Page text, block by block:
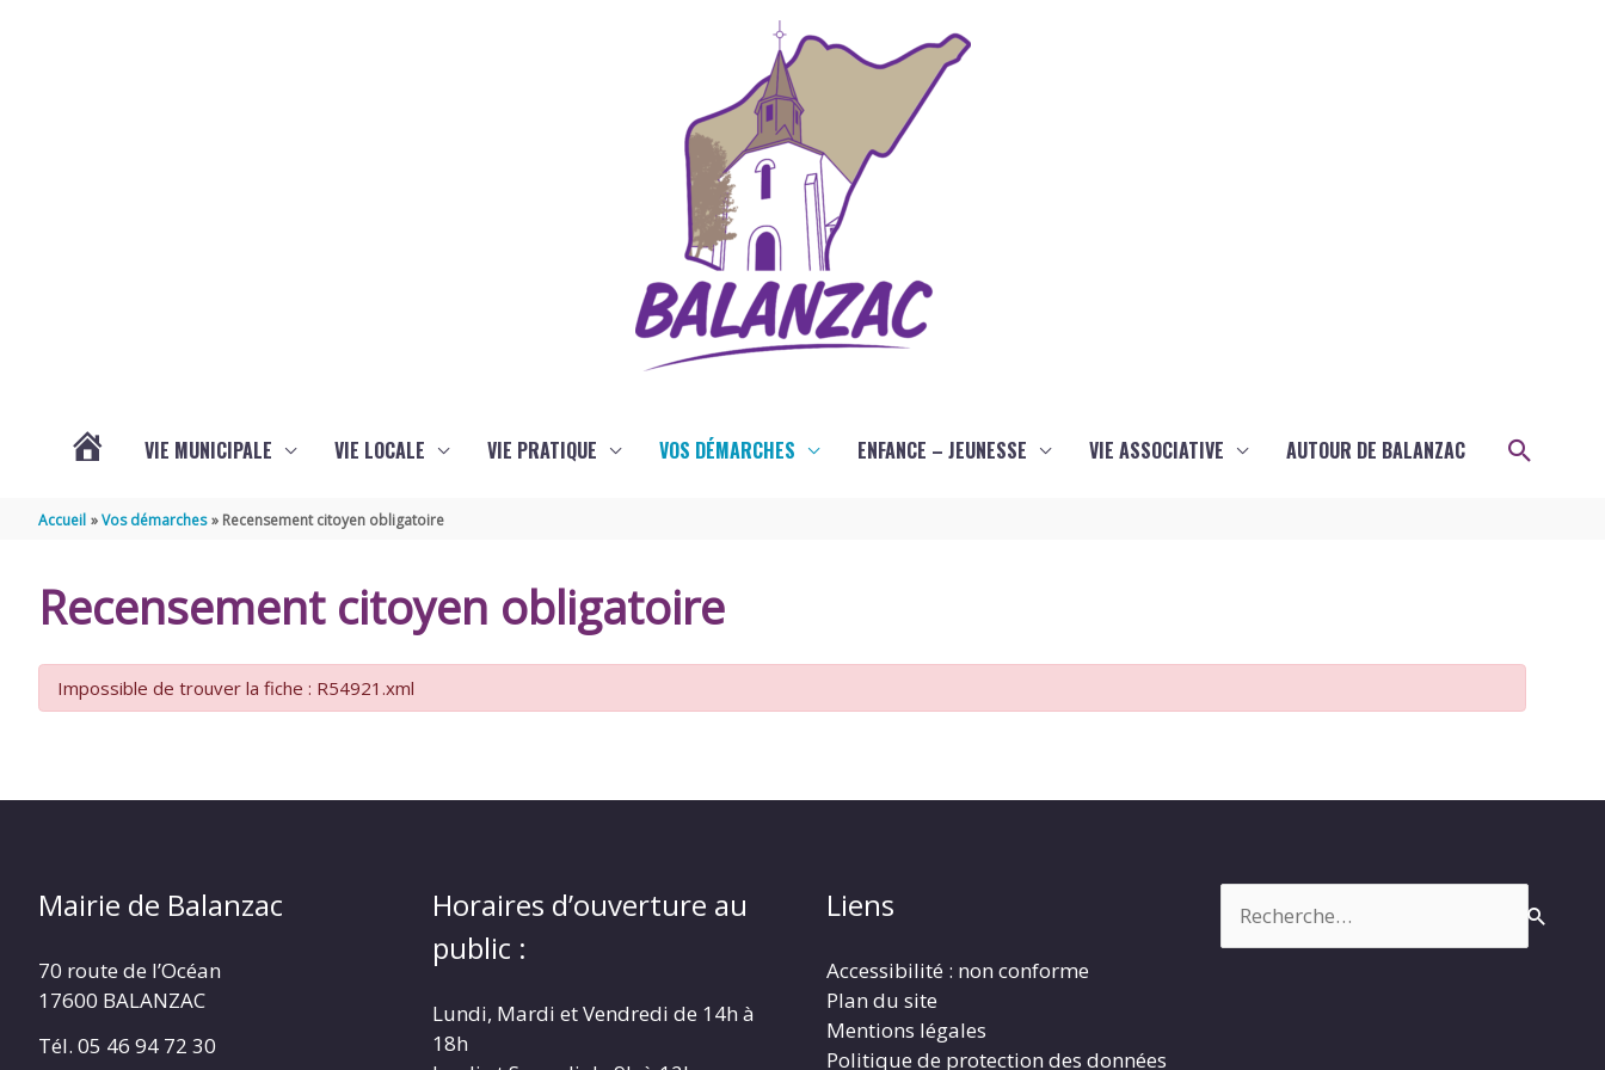
VIE MUNICIPALE VIE LOCALE VIE PRATIQUE VOS DÉMARCHES ENFANCE – JEUNESSE VIE ASSOCIATIVE AUTOUR DE BALANZAC
Accueil Vos démarches Recensement citoyen obligatoire
Recensement citoyen obligatoire
Impossible de trouver la fiche : R54921.xml
Mairie de Balanzac
70 route de l’Océan
17600 BALANZAC
Tél. 05 46 94 72 30
Horaires d’ouverture au
public :
Lundi, Mardi et Vendredi de 14h à
18h
Liens
Accessibilité : non conforme
Plan du site
Mentions légales
Politique de protection des données